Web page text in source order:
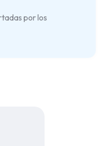
por los